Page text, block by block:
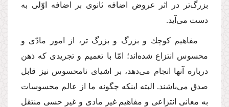
بزرگ‌تر در اثر عروض اضافه ثانوى بر اضافه اوّلى به
دست مى‌آید.
مفاهیم كوچك و بزرگ و بزرگ تر، از امور مادّى و
محسوس انتزاع شده‌اند؛ امّا با تعمیم و تجریدى كه ذهن
درباره آنها انجام مى‌دهد، بر اشیاى نامحسوس نیز قابل
صدق مى‌باشند. البته اینكه چگونه ما از عالم محسوسات
به معانى انتزاعى و مفاهیم غیر مادى و غیر حسى منتقل